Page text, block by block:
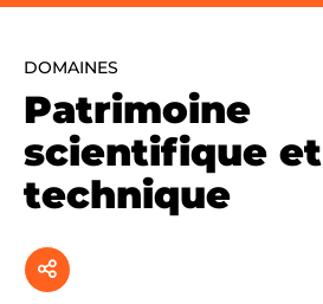
DOMAINES
Patrimoine
scientifique et
technique